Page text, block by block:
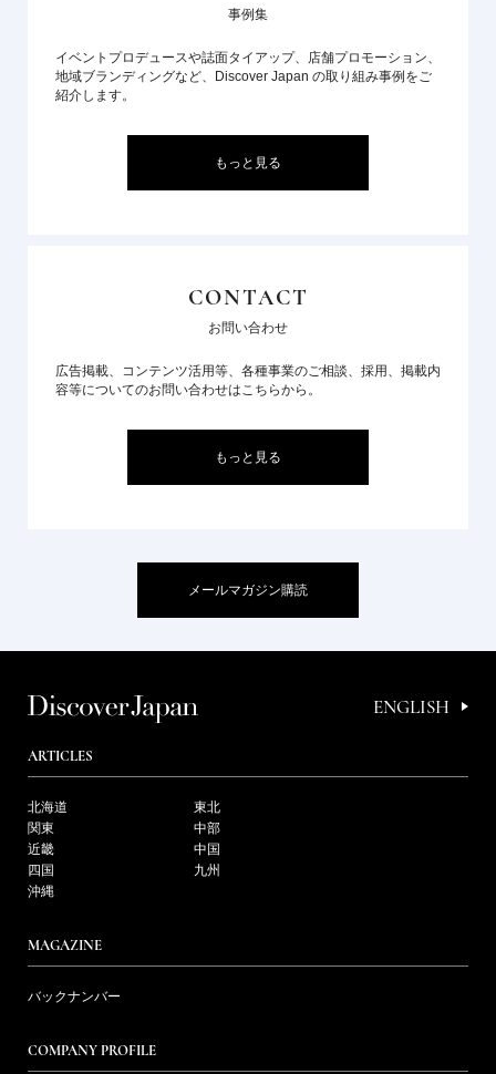
事例集
イベントプロデュースや誌面タイアップ、店舗プロモーション、
地域ブランディングなど、Discover Japan の取り組み事例をご
紹介します。
もっと見る
CONTACT
お問い合わせ
広告掲載、コンテンツ活用等、各種事業のご相談、採用、掲載内
容等についてのお問い合わせはこちらから。
もっと見る
メールマガジン購読
ENGLISH
ARTICLES
北海道
東北
関東
中部
近畿
中国
四国
九州
沖縄
MAGAZINE
バックナンバー
COMPANY PROFILE